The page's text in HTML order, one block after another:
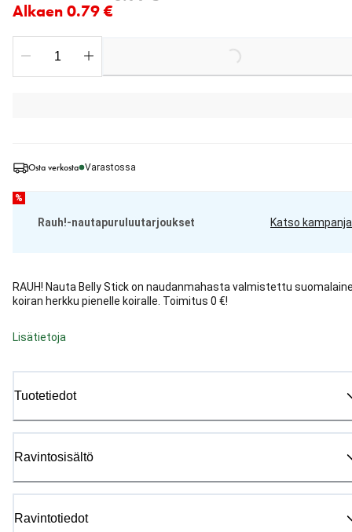
Osta verkosta Varastossa
%
Rauh!-nautapuruluutarjoukset Katso kampanja
RAUH! Nauta Belly Stick on naudanmahasta valmistettu
koiran herkku pienelle koiralle. Toimitus 0 €!
Lisätietoja
Tuotetiedot
Ravintosisältö
Ravintotiedot
Alkaen 0.79 €
Loading...